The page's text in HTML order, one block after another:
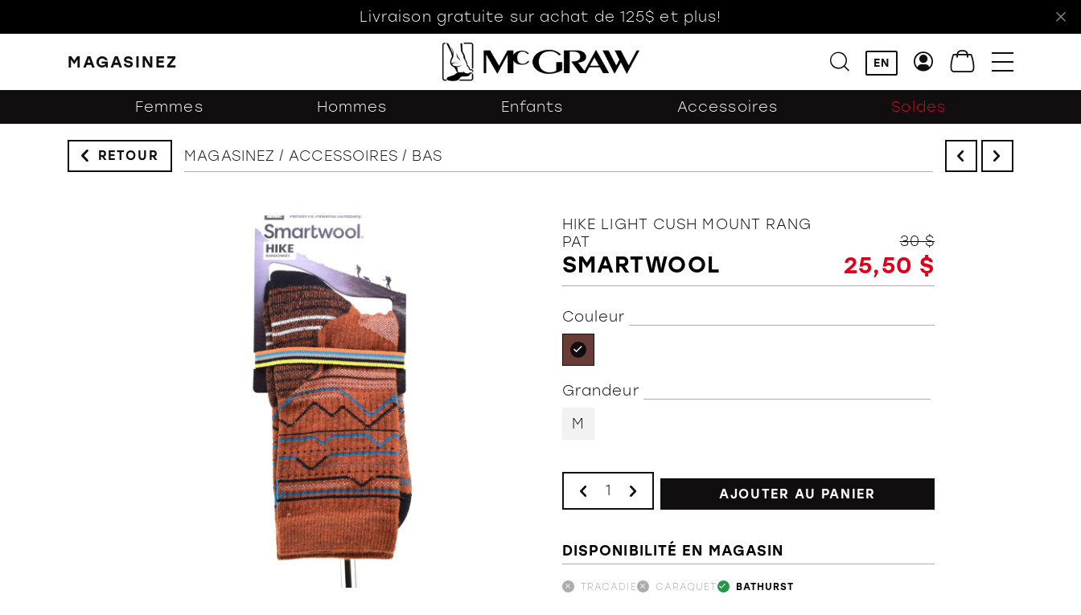
Livraison gratuite sur achat de 125$ et plus!
MAGASINEZ
FILTRES
EN
Femmes Hommes Enfants Accessoires Soldes
RETOUR MAGASINEZ ACCESSOIRES BAS
HIKE LIGHT CUSH MOUNT RANG
PAT
SMARTWOOL 25,50 $
30 $
Couleur
Grandeur
M
AJOUTER AU PANIER
DISPONIBILITÉ EN MAGASIN
TRACADIE CARAQUET BATHURST